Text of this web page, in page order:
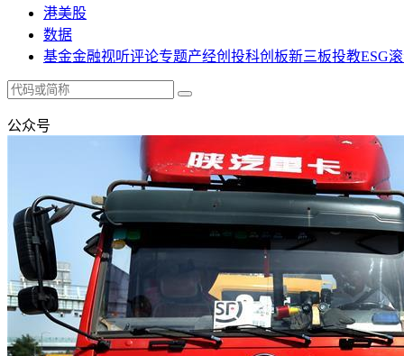
港美股
数据
基金金融视听评论专题产经创投科创板新三板投教ESG
公众号